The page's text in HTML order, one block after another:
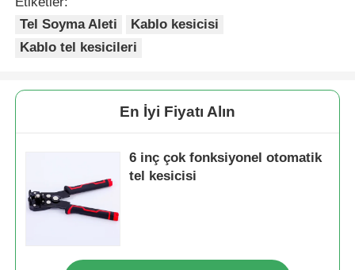
VİDEOLAR
Kalite kontrol
Tel Soyma Aleti
Kablo kesicisi
Kablo tel kesicileri
En İyi Fiyatı Alın
6 inç çok fonksiyonel otomatik
tel kesicisi